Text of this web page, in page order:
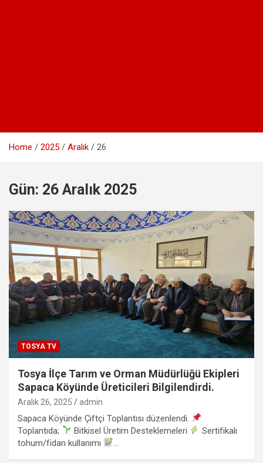
Home 2025 Aralık 26
Gün: 26 Aralık 2025
TOSYA TV
Tosya İlçe Tarım ve Orman Müdürlüğü Ekipleri
Sapaca Köyünde Üreticileri Bilgilendirdi.
Aralık 26, 2025 admin
Sapaca Köyünde Çiftçi Toplantısı düzenlendi.
Toplantıda;
Bitkisel Üretim Desteklemeleri
Sertifikalı
tohum/fidan kullanımı
…